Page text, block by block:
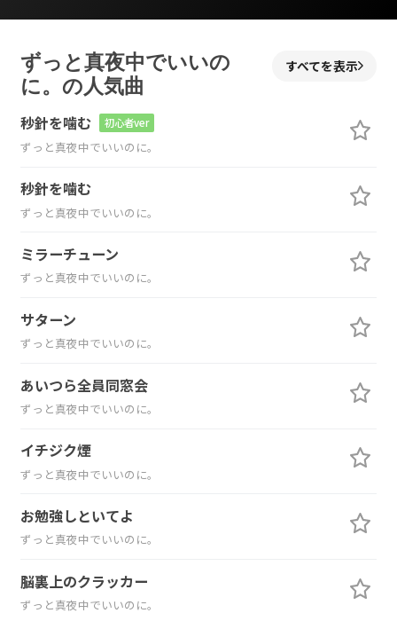
ずっと真夜中でいいの
に。の人気曲
すべてを表示
秒針を噛む 初心者ver
ずっと真夜中でいいのに。
秒針を噛む
ずっと真夜中でいいのに。
ミラーチューン
ずっと真夜中でいいのに。
サターン
ずっと真夜中でいいのに。
あいつら全員同窓会
ずっと真夜中でいいのに。
イチジク煙
ずっと真夜中でいいのに。
お勉強しといてよ
ずっと真夜中でいいのに。
脳裏上のクラッカー
ずっと真夜中でいいのに。